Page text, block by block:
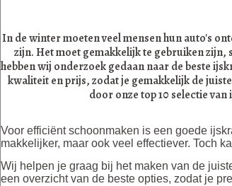
In de winter moeten veel mensen hun auto's
zijn. Het moet gemakkelijk te gebruiken zijn,
hebben wij onderzoek gedaan naar de beste
kwaliteit en prijs, zodat je gemakkelijk de
door onze top 10 selectie
Voor efficiënt schoonmaken is een goede
makkelijker, maar ook veel effectiever. Toch
Wij helpen je graag bij het maken van de
een overzicht van de beste opties, zodat je